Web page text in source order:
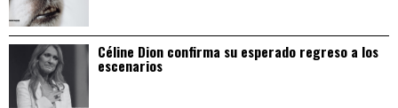
Céline Dion confirma su esperado regreso a los
escenarios